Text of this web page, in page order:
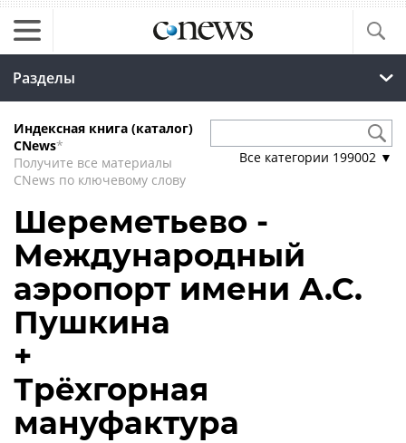
Разделы
Индексная книга (каталог)
CNews*
Получите все материалы
CNews по ключевому слову
Все категории 199002 ▼
Шереметьево -
Международный
аэропорт имени А.С.
Пушкина
+
Трёхгорная
мануфактура